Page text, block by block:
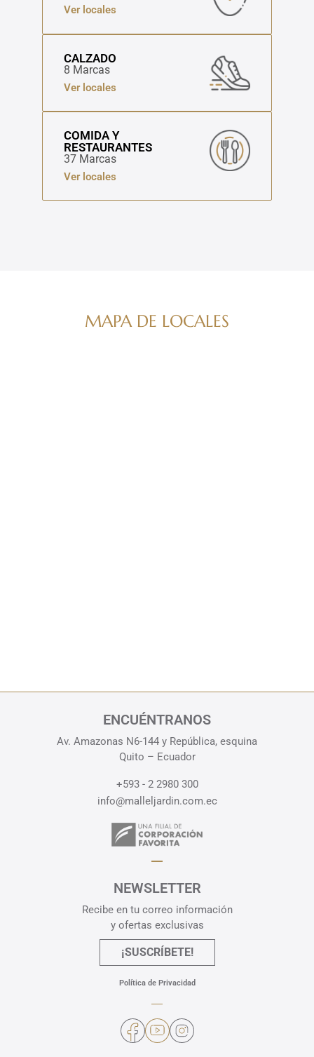
Ver locales
CALZADO
8 Marcas
Ver locales
COMIDA Y
RESTAURANTES
37 Marcas
Ver locales
MAPA DE LOCALES
ENCUÉNTRANOS
Av. Amazonas N6-144 y República, esquina
Quito – Ecuador
+593 - 2 2980 300
info@malleljardin.com.ec
NEWSLETTER
Recibe en tu correo información
y ofertas exclusivas
¡SUSCRÍBETE!
Política de Privacidad